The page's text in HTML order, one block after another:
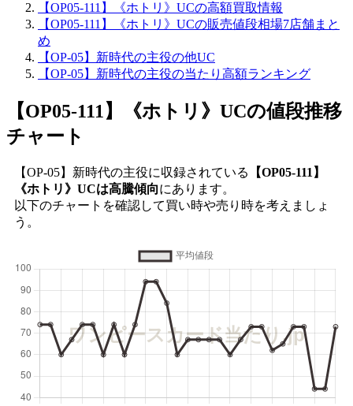
【OP05-111】《ホトリ》UCの高額買取情報
【OP05-111】《ホトリ》UCの販売値段相場7店舗まと
め
【OP-05】新時代の主役の他UC
【OP-05】新時代の主役の当たり高額ランキング
【OP05-111】《ホトリ》UCの値段推移
チャート
【OP-05】新時代の主役に収録されている
【OP05-111】
《ホトリ》UCは高騰傾向にあります。
以下のチャートを確認して買い時や売り時を考えましょ
う。